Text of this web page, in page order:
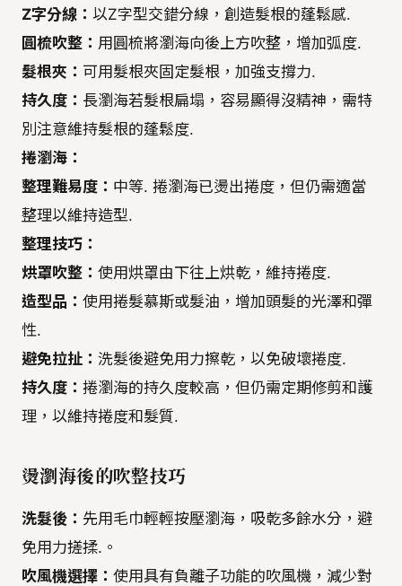
Z字分線： 以Z字型交錯分線，創造髮根的蓬鬆感.
圓梳吹整： 用圓梳將瀏海向後上方吹整，增加弧度.
髮根夾： 可用髮根夾固定髮根，加強支撐力.
持久度： 長瀏海若髮根扁塌，容易顯得沒精神，需特
別注意維持髮根的蓬鬆度.
捲瀏海：
整理難易度： 中等. 捲瀏海已燙出捲度，但仍需適當
整理以維持造型.
整理技巧：
烘罩吹整： 使用烘罩由下往上烘乾，維持捲度.
造型品： 使用捲髮慕斯或髮油，增加頭髮的光澤和彈
性.
避免拉扯： 洗髮後避免用力擦乾，以免破壞捲度.
持久度： 捲瀏海的持久度較高，但仍需定期修剪和護
理，以維持捲度和髮質.
燙瀏海後的吹整技巧
洗髮後： 先用毛巾輕輕按壓瀏海，吸乾多餘水分，避
免用力搓揉.。
吹風機選擇： 使用具有負離子功能的吹風機，減少對